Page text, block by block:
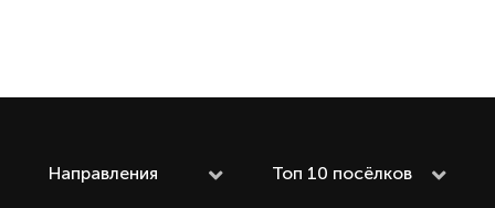
Направления Топ 10 посёлков